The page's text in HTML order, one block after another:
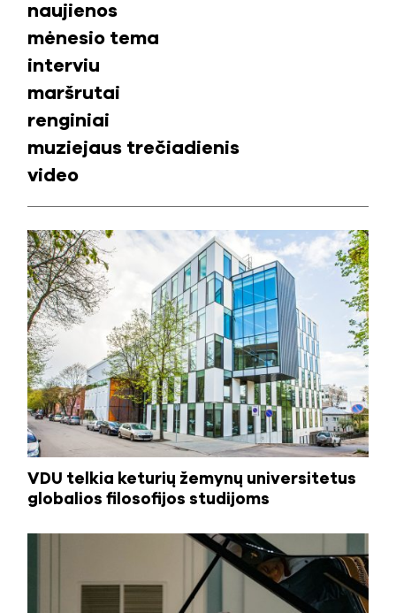
VDU telkia keturių žemynų universitetus
globalios filosofijos studijoms
naujienos
mėnesio tema
interviu
maršrutai
renginiai
muziejaus trečiadienis
video